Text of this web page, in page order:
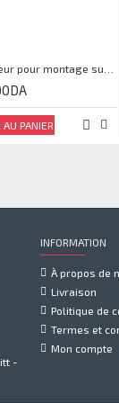
AU PANIER
-
INFORMATION
À propos de
Livraison
Politique de
Termes et
Mon compte